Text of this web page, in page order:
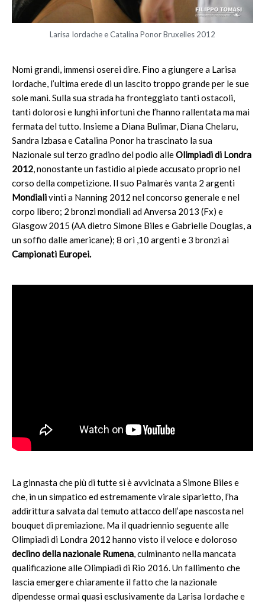
Larisa Iordache e Catalina Ponor Bruxelles 2012
Nomi grandi, immensi oserei dire. Fino a giungere a Larisa
Iordache, l’ultima erede di un lascito troppo grande per le sue
sole mani. Sulla sua strada ha fronteggiato tanti ostacoli,
tanti dolorosi e lunghi infortuni che l’hanno rallentata ma mai
fermata del tutto. Insieme a Diana Bulimar, Diana Chelaru,
Sandra Izbasa e Catalina Ponor ha trascinato la sua
Nazionale sul terzo gradino del podio alleOlimpiadi di Londra
2012, nonostante un fastidio al piede accusato proprio nel
corso della competizione. Il suo Palmarès vanta 2 argenti
Mondialivinti a Nanning 2012 nel concorso generale e nel
corpo libero; 2 bronzi mondiali ad Anversa 2013 (Fx) e
Glasgow 2015 (AA dietro Simone Biles e Gabrielle Douglas, a
un soffio dalle americane); 8 ori ,10 argenti e 3 bronzi ai
Campionati Europei.
La ginnasta che più di tutte si è avvicinata a Simone Biles e
che, in un simpatico ed estremamente virale siparietto, l’ha
addirittura salvata dal temuto attacco dell’ape nascosta nel
bouquet di premiazione. Ma il quadriennio seguente alle
Olimpiadi di Londra 2012 hanno visto il veloce e doloroso
declino della nazionale Rumena, culminanto nella mancata
qualificazione alle Olimpiadi di Rio 2016. Un fallimento che
lascia emergere chiaramente il fatto che la nazionale
dipendesse ormai quasi esclusivamente da Larisa Iordache e